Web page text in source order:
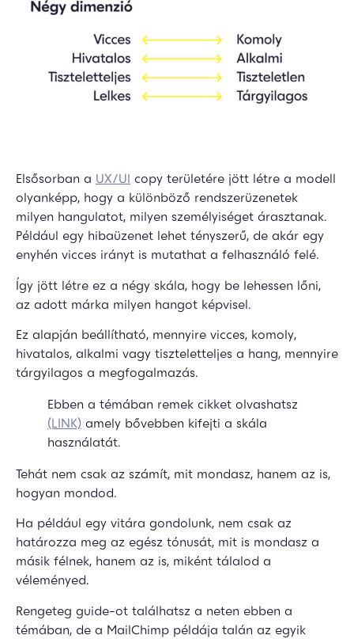
Elsősorban a UX/UI copy területére jött létre a modell
olyanképp, hogy a különböző rendszerüzenetek
milyen hangulatot, milyen személyiséget árasztanak.
Például egy hibaüzenet lehet tényszerű, de akár egy
enyhén vicces irányt is mutathat a felhasználó felé.
Így jött létre ez a négy skála, hogy be lehessen lőni,
az adott márka milyen hangot képvisel.
Ez alapján beállítható, mennyire vicces, komoly,
hivatalos, alkalmi vagy tiszteletteljes a hang, mennyire
tárgyilagos a megfogalmazás.
Ebben a témában remek cikket olvashatsz
(LINK) amely bővebben kifejti a skála
használatát.
Tehát nem csak az számít, mit mondasz, hanem az is,
hogyan mondod.
Ha például egy vitára gondolunk, nem csak az
határozza meg az egész tónusát, mit is mondasz a
másik félnek, hanem az is, miként tálalod a
véleményed.
Rengeteg guide-ot találhatsz a neten ebben a
témában, de a MailChimp példája talán az egyik